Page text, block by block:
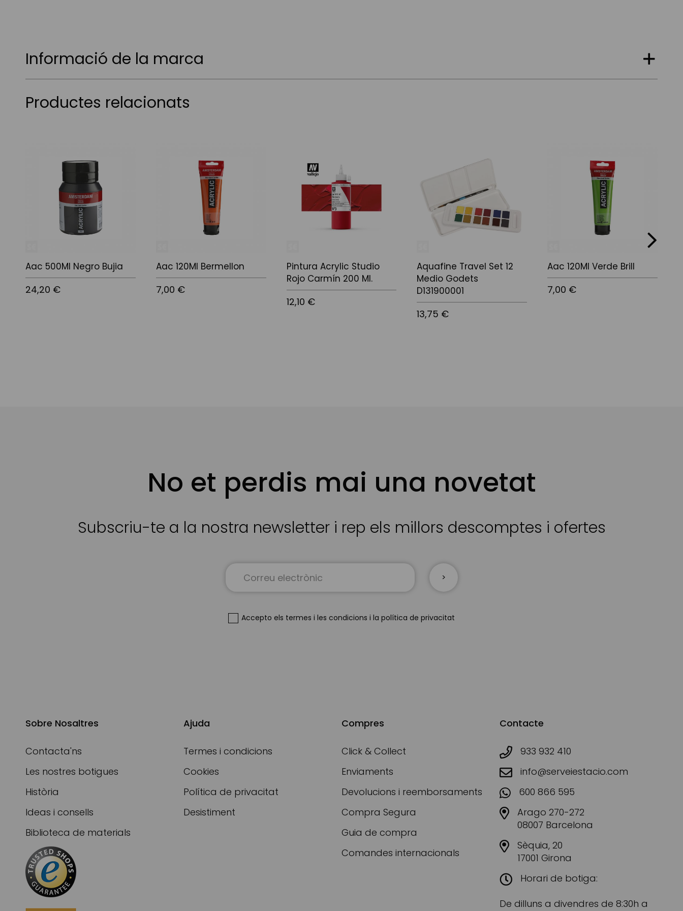
Informació de la marca
Productes relacionats
Aac 500Ml Negro Bujia
24,20 €
Aac 120Ml Bermellon
7,00 €
Pintura Acrylic Studio
Rojo Carmín 200 Ml.
12,10 €
Aquafine Travel Set 12
Medio Godets
D131900001
13,75 €
Aac 120Ml Verde Brill
7,00 €
No et perdis mai una novetat
Subscriu-te a la nostra newsletter i rep els millors descomptes i ofertes
Up
Accepto els termes i les condicions i la política de privacitat
Sobre Nosaltres
Contacta'ns
Les nostres botigues
Història
Ideas i consells
Biblioteca de materials
Ajuda
Termes i condicions
Cookies
Política de privacitat
Desistiment
Compres
Click & Collect
Enviaments
Devolucions i reemborsaments
Compra Segura
Guia de compra
Comandes internacionals
Contacte
933 932 410
info@serveiestacio.com
600 866 595
Arago 270-272
08007 Barcelona
Sèquia, 20
17001 Girona
Horari de botiga:
De dilluns a divendres de 8:30h a